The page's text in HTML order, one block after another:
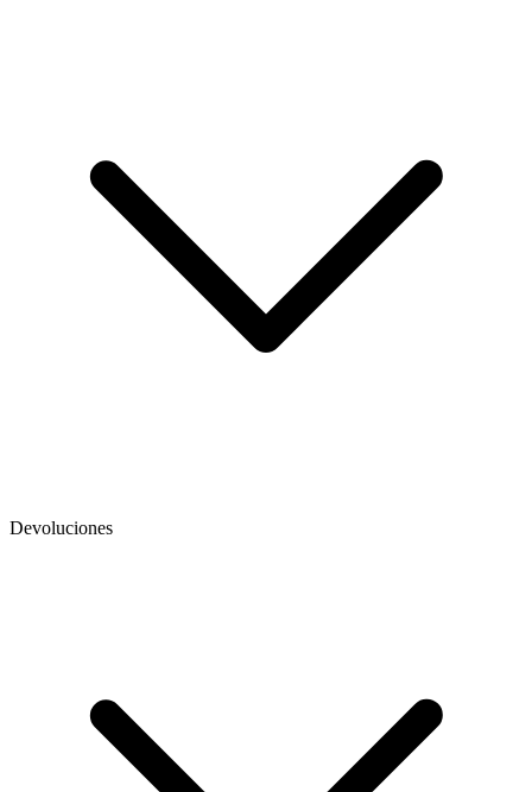
Devoluciones